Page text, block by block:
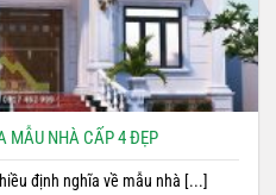
MẪU NHÀ CẤP 4 ĐẸP
định nghĩa về mẫu nhà [...]